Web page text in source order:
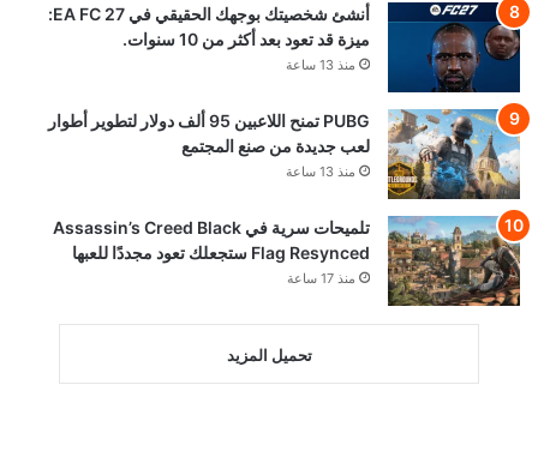
أنشئ شخصيتك بوجهك الحقيقي في EA FC 27:
ميزة قد تعود بعد أكثر من 10 سنوات.
منذ 13 ساعة
PUBG تمنح اللاعبين 95 ألف دولار لتطوير أطوار
لعب جديدة من صنع المجتمع
منذ 13 ساعة
تلميحات سرية في Assassin’s Creed Black
Flag Resynced ستجعلك تعود مجددًا للعبها
منذ 17 ساعة
تحميل المزيد